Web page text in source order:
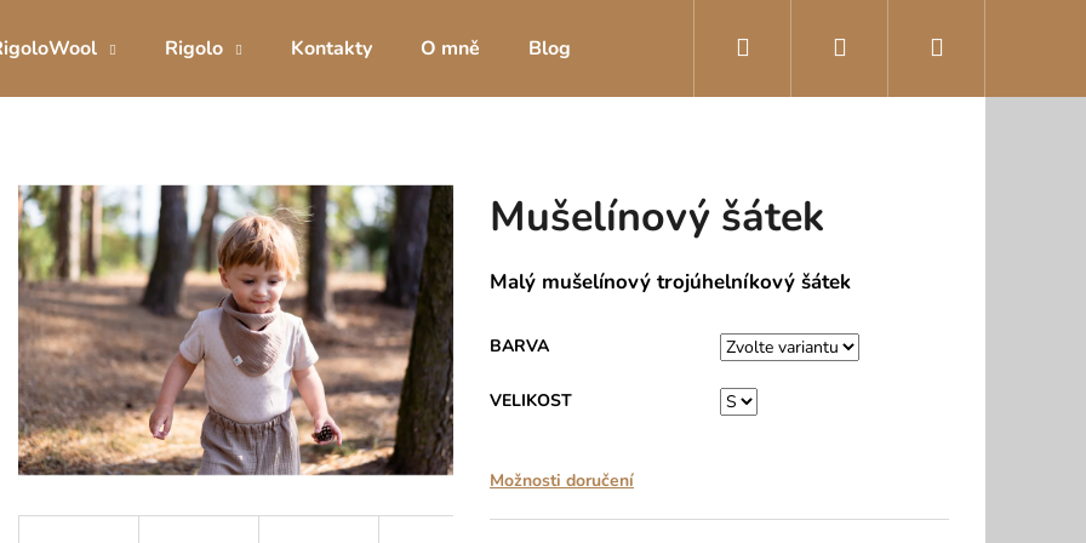
Rigolo Kontakty O mně Blog Přihlášení
Mušelínový šátek
Malý mušelínový trojúhelníkový šátek
BARVA
VELIKOST
Možnosti doručení
HLEDAT
Doporučujeme
DÍVČÍ INKONTINENČNÍ KALHOTKY
DÍVČÍ TRÉNINKOVÉ KALHOTKY MÁJA